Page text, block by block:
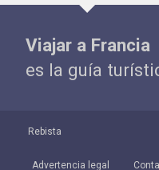
Viajar a Francia
es la guía
Rebista
Advertencia legal